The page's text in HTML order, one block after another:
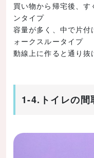
買い物から帰宅後、
ンタイプ
容量が多く、中で片
ォークスルータイプ
動線上に作ると通り抜
1-4.トイレの間